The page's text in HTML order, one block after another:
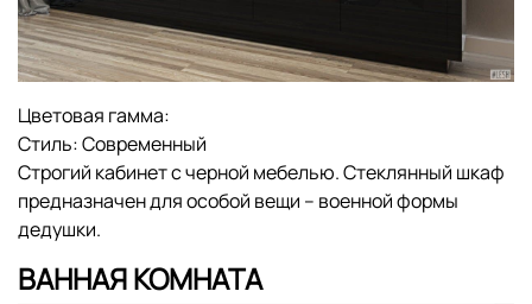
Цветовая гамма:
Стиль:Современный
Строгий кабинет с черной мебелью. Стеклянный шкаф
предназначен для особой вещи – военной формы
дедушки.
ВАННАЯ КОМНАТА